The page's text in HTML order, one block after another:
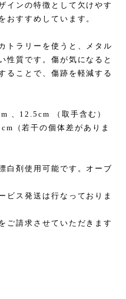
インの特徴として欠けやす
おすすめしています。
トラリーを使うと、メタル
性質です。傷が気になると
ることで、傷跡を軽減する
、12.5cm （取手含む）
干の個体差がありま
白剤使用可能です。オーブ
発送は行なっておりま
求させていただきます